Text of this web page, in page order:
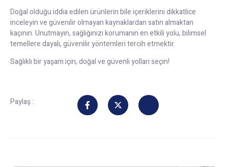
Doğal olduğu iddia edilen ürünlerin bile içeriklerini dikkatlice
inceleyin ve güvenilir olmayan kaynaklardan satın almaktan
kaçının. Unutmayın, sağlığınızı korumanın en etkili yolu, bilimsel
temellere dayalı, güvenilir yöntemleri tercih etmektir.
Sağlıklı bir yaşam için, doğal ve güvenli yolları seçin!
Paylaş :